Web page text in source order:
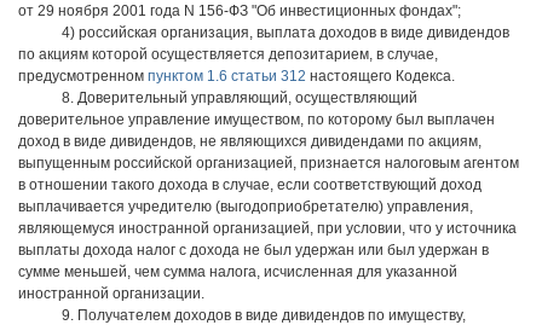
от 29 ноября 2001 года N 156-ФЗ "Об инвестиционных фондах";
4) российская организация, выплата доходов в виде дивидендов
по акциям которой осуществляется депозитарием, в случае,
предусмотренном пунктом 1.6 статьи 312 настоящего Кодекса.
8. Доверительный управляющий, осуществляющий
доверительное управление имуществом, по которому был выплачен
доход в виде дивидендов, не являющихся дивидендами по акциям,
выпущенным российской организацией, признается налоговым агентом
в отношении такого дохода в случае, если соответствующий доход
выплачивается учредителю (выгодоприобретателю) управления,
являющемуся иностранной организацией, при условии, что у источника
выплаты дохода налог с дохода не был удержан или был удержан в
сумме меньшей, чем сумма налога, исчисленная для указанной
иностранной организации.
9. Получателем доходов в виде дивидендов по имуществу,